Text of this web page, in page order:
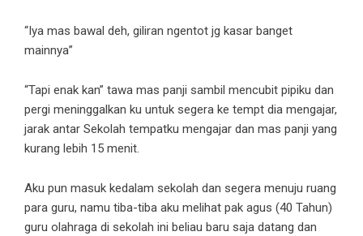
“Iya mas bawal deh, giliran ngentot jg kasar banget
mainnya”
“Tapi enak kan” tawa mas panji sambil mencubit pipiku dan
pergi meninggalkan ku untuk segera ke tempt dia mengajar,
jarak antar Sekolah tempatku mengajar dan mas panji yang
kurang lebih 15 menit.
Aku pun masuk kedalam sekolah dan segera menuju ruang
para guru, namu tiba-tiba aku melihat pak agus (40 Tahun)
guru olahraga di sekolah ini beliau baru saja datang dan